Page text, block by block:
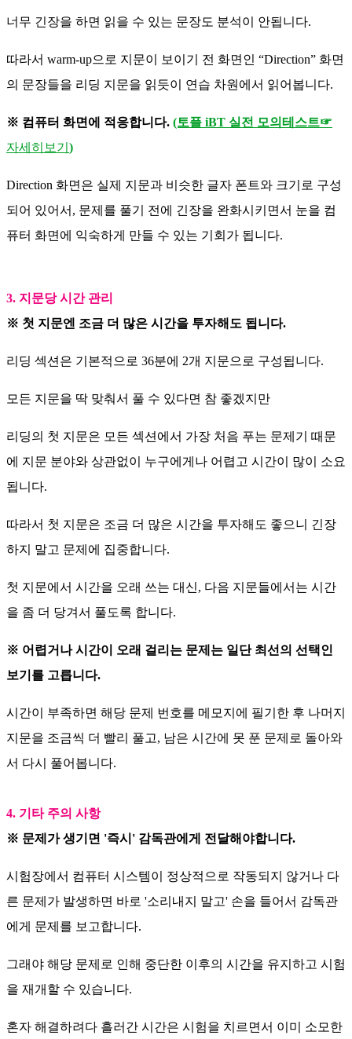
너무 긴장을 하면 읽을 수 있는 문장도 분석이 안됩니다.
따라서 warm-up으로 지문이 보이기 전 화면인 “Direction” 화면
의 문장들을 리딩 지문을 읽듯이 연습 차원에서 읽어봅니다.
※ 컴퓨터 화면에 적응합니다. (토플 iBT 실전 모의테스트☞
자세히보기 )
Direction 화면은 실제 지문과 비슷한 글자 폰트와 크기로 구성
되어 있어서, 문제를 풀기 전에 긴장을 완화시키면서 눈을 컴
퓨터 화면에 익숙하게 만들 수 있는 기회가 됩니다.
3. 지문당 시간 관리
※ 첫 지문엔 조금 더 많은 시간을 투자해도 됩니다.
리딩 섹션은 기본적으로 36분에 2개 지문으로 구성됩니다.
모든 지문을 딱 맞춰서 풀 수 있다면 참 좋겠지만
리딩의 첫 지문은 모든 섹션에서 가장 처음 푸는 문제기 때문
에 지문 분야와 상관없이 누구에게나 어렵고 시간이 많이 소요
됩니다.
따라서 첫 지문은 조금 더 많은 시간을 투자해도 좋으니 긴장
하지 말고 문제에 집중합니다.
첫 지문에서 시간을 오래 쓰는 대신, 다음 지문들에서는 시간
을 좀 더 당겨서 풀도록 합니다.
※ 어렵거나 시간이 오래 걸리는 문제는 일단 최선의 선택인
보기를 고릅니다.
시간이 부족하면 해당 문제 번호를 메모지에 필기한 후 나머지
지문을 조금씩 더 빨리 풀고, 남은 시간에 못 푼 문제로 돌아와
서 다시 풀어봅니다.
4. 기타 주의 사항
※ 문제가 생기면 '즉시' 감독관에게 전달해야합니다.
시험장에서 컴퓨터 시스템이 정상적으로 작동되지 않거나 다
른 문제가 발생하면 바로 '소리내지 말고' 손을 들어서 감독관
에게 문제를 보고합니다.
그래야 해당 문제로 인해 중단한 이후의 시간을 유지하고 시험
을 재개할 수 있습니다.
혼자 해결하려다 흘러간 시간은 시험을 치르면서 이미 소모한